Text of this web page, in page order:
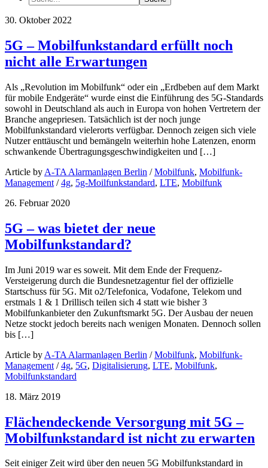
30. Oktober 2022
5G – Mobilfunkstandard erfüllt noch
nicht alle Erwartungen
Als „Revolution im Mobilfunk“ oder ein „Erdbeben auf dem Markt
für mobile Endgeräte“ wurde einst die Einführung des 5G-Standards
sowohl in Deutschland als auch in Europa von hohen Vertretern der
Branche angepriesen. Tatsächlich ist der noch junge
Mobilfunkstandard vielerorts verfügbar. Dennoch zeigen sich viele
Nutzer enttäuscht und bemängeln weiterhin hohe Latenzen, enorm
schwankende Übertragungsgeschwindigkeiten und […]
Article by A-TA Alarmanlagen Berlin /Mobilfunk, Mobilfunk-
Management /4g, 5g-Moilfunkstandard, LTE, Mobilfunk
26. Februar 2020
5G – was bietet der neue
Mobilfunkstandard?
Im Juni 2019 war es soweit. Mit dem Ende der Frequenz-
Versteigerung durch die Bundesnetzagentur fiel der offizielle
Startschuss für 5G. Mit o2/Telefonica, Vodafone, Telekom und
erstmals 1 & 1 Drillisch teilen sich 4 statt wie bisher 3
Mobilfunkanbieter den Zukunftsmarkt 5G. Der Ausbau der neuen
Netze stockt jedoch bereits nach wenigen Monaten. Dennoch sollen
bis […]
Article by A-TA Alarmanlagen Berlin /Mobilfunk, Mobilfunk-
Management /4g, 5G, Digitalisierung, LTE, Mobilfunk,
Mobilfunkstandard
18. März 2019
Flächendeckende Versorgung mit 5G –
Mobilfunkstandard ist nicht zu erwarten
Seit einiger Zeit wird über den neuen 5G Mobilfunkstandard in